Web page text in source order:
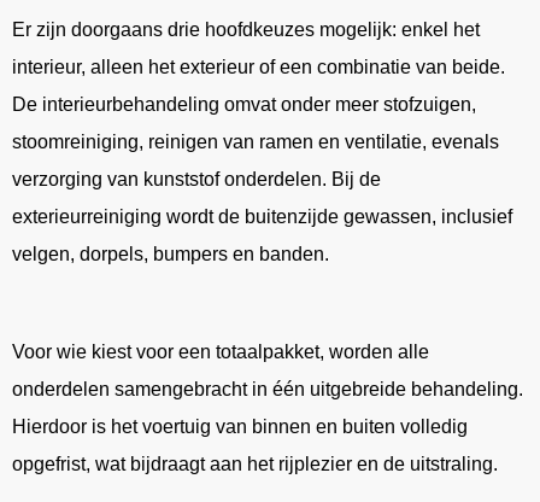
Er zijn doorgaans drie hoofdkeuzes mogelijk: enkel het
interieur, alleen het exterieur of een combinatie van beide.
De interieurbehandeling omvat onder meer stofzuigen,
stoomreiniging, reinigen van ramen en ventilatie, evenals
verzorging van kunststof onderdelen. Bij de
exterieurreiniging wordt de buitenzijde gewassen, inclusief
velgen, dorpels, bumpers en banden.
Voor wie kiest voor een totaalpakket, worden alle
onderdelen samengebracht in één uitgebreide behandeling.
Hierdoor is het voertuig van binnen en buiten volledig
opgefrist, wat bijdraagt aan het rijplezier en de uitstraling.